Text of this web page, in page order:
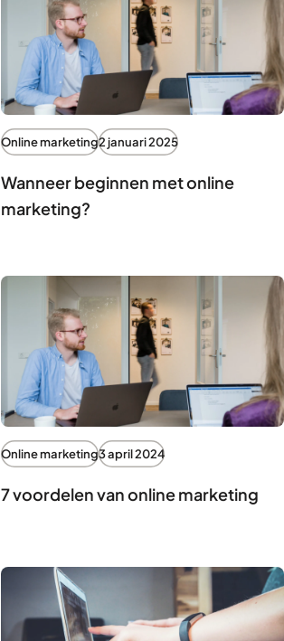
Online marketing2 januari 2025
Wanneer beginnen met online
marketing?
Online marketing3 april 2024
7 voordelen van online marketing